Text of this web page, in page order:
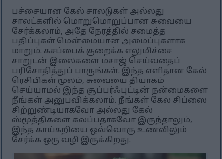
பச்சையான கேல் சாலடுகள் அல்லது
சாலட்களில் மொறுமொறுப்பான சுவையை
சேர்க்கலாம், அதே நேரத்தில் சமைத்த
பதிப்புகள் மென்மையான அமைப்புகளாக
மாறும். கசப்பைக் குறைக்க எலுமிச்சை
சாறுடன் இலைகளை மசாஜ் செய்வதைப்
பரிசோதித்துப் பாருங்கள். இந்த எளிதான கேல்
ரெசிபிகள் மூலம், சுவையை தியாகம்
செய்யாமல் இந்த சூப்பர்ஃபுட்டின் நன்மைகளை
நீங்கள் அனுபவிக்கலாம். நீங்கள் கேல் சிப்ஸை
சிற்றுண்டியாகவோ அல்லது கேல்
ஸ்மூத்திகளை கலப்பதாகவோ இருந்தாலும்,
இந்த காய்கறியை ஒவ்வொரு உணவிலும்
சேர்க்க ஒரு வழி இருக்கிறது.